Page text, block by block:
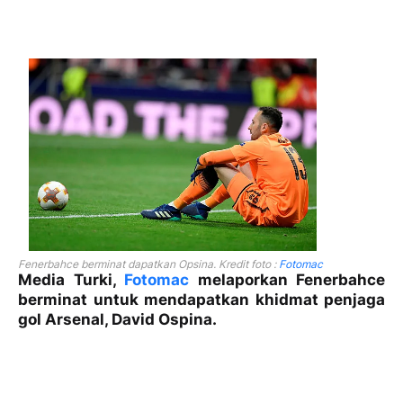
Fenerbahce berminat dapatkan Opsina. Kredit foto : Fotomac
Media Turki, Fotomac melaporkan Fenerbahce
berminat untuk mendapatkan khidmat penjaga
gol Arsenal, David Ospina.